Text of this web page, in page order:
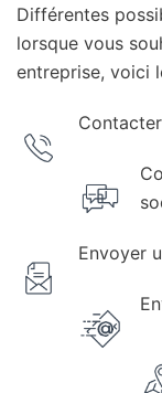
Différentes
lorsque vous
entreprise, voici
Envoyer